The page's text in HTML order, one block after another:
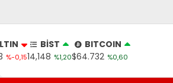
%-0,15
BİST
14,148 %1,20
BITCOIN
$64.732 %0,60